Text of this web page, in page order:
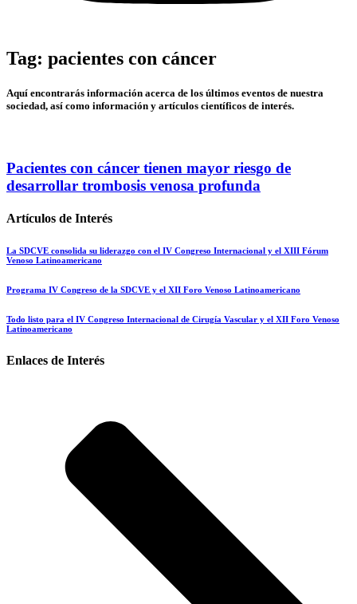
Tag: pacientes con cáncer
Aquí encontrarás información acerca de los últimos eventos de nuestra
sociedad, así como información y artículos científicos de interés.
Pacientes con cáncer tienen mayor riesgo de
desarrollar trombosis venosa profunda
Artículos de Interés
La SDCVE consolida su liderazgo con el IV Congreso Internacional y el XIII Fórum
Venoso Latinoamericano
Programa IV Congreso de la SDCVE y el XII Foro Venoso Latinoamericano
Todo listo para el IV Congreso Internacional de Cirugía Vascular y el XII Foro Venoso
Latinoamericano
Enlaces de Interés